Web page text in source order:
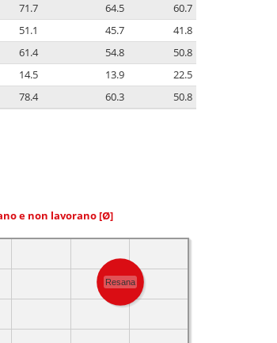
71.7 64.5
60.7
51.1 45.7
41.8
61.4 54.8
50.8
14.5 13.9
22.5
78.4 60.3 50.8
e non lavorano [Ø]
Resana